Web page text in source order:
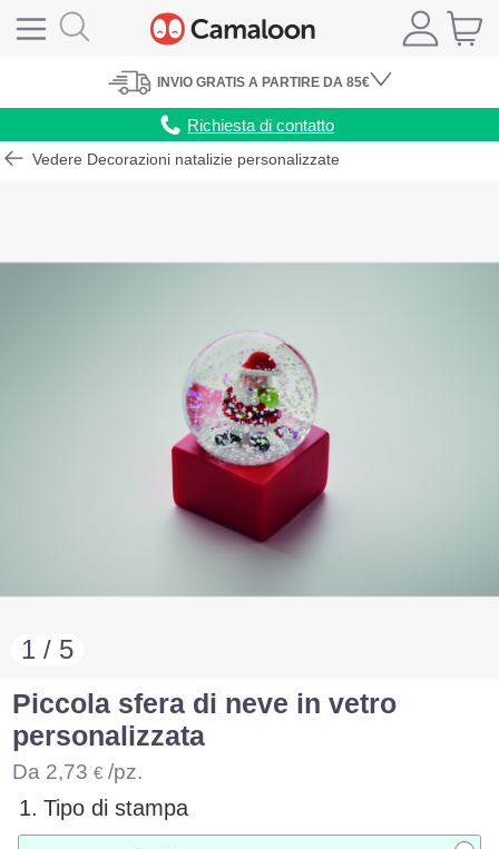
INVIO GRATIS A PARTIRE DA 85€
Richiesta di contatto
Vedere Decorazioni natalizie personalizzate
1 / 5
Piccola sfera di neve in vetro
personalizzata
Da 2,73 € /pz.
1. Tipo di stampa